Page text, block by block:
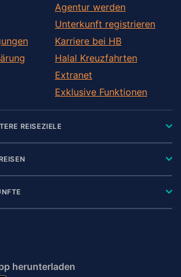
Agentur werden
Unterkunft registrieren
Karriere bei HB
Halal Kreuzfahrten
Extranet
Exklusive Funktionen
REISEZIELE
herunterladen